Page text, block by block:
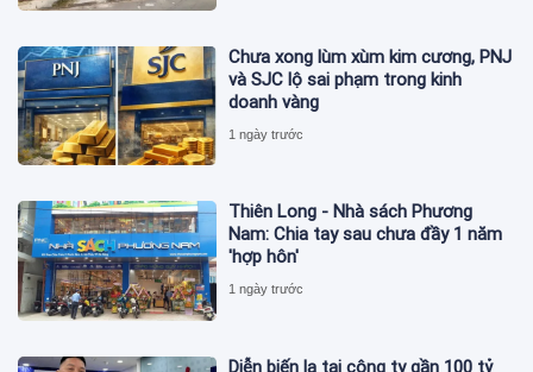
Chưa xong lùm xùm kim cương, PNJ
và SJC lộ sai phạm trong kinh
doanh vàng
1 ngày trước
Thiên Long - Nhà sách Phương
Nam: Chia tay sau chưa đầy 1 năm
'hợp hôn'
1 ngày trước
Diễn biến lạ tại công ty gần 100 tỷ